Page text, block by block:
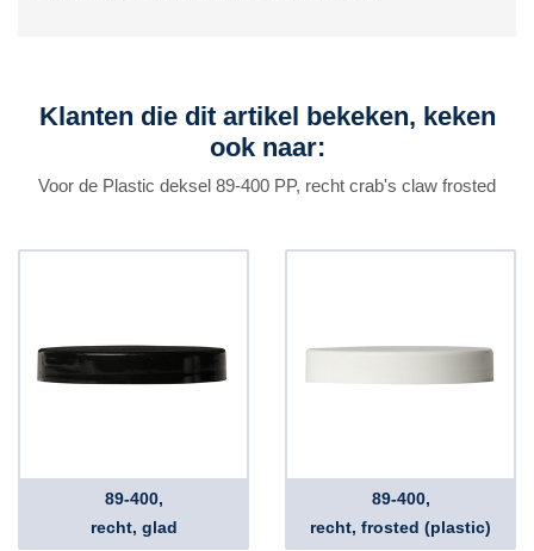
Klanten die dit artikel bekeken, keken
ook naar:
Voor de Plastic deksel 89-400 PP, recht crab's claw frosted
89-400,
recht, glad
89-400,
recht, frosted (plastic)